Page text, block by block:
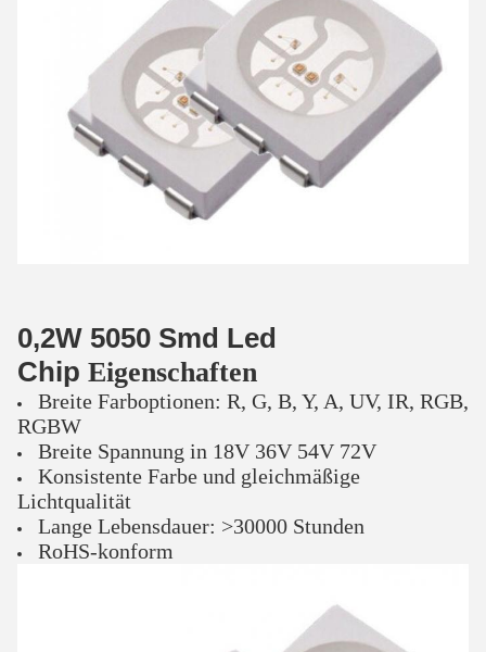
0,2W 5050 Smd Led
Chip Eigenschaften
Breite Farboptionen: R, G, B, Y, A, UV, IR, RGB,
RGBW
Breite Spannung in 18V 36V 54V 72V
Konsistente Farbe und gleichmäßige
Lichtqualität
Lange Lebensdauer: >30000 Stunden
RoHS-konform